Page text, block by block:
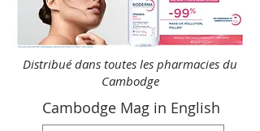
Distribué dans toutes les pharmacies du
Cambodge
Cambodge Mag in English